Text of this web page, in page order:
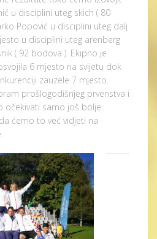
u disciplini uteg skich ( 80
Popović u disciplini uteg dalj
u disciplini uteg arenberg
( 92 bodova ). Ekipno je
6 mjesto na svijetu dok
zauzele 7 mjesto.
prošlogodišnjeg prvenstva i
očekivati samo još bolje
ćemo to već vidjeti na